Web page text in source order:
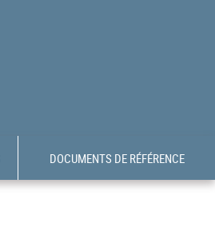
DOCUMENTS DE RÉFÉRENCE